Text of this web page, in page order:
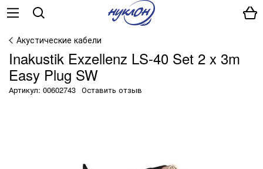
Акустические кабели
Inakustik Exzellenz LS-40 Set 2 x 3m
Easy Plug SW
Артикул: 00602743 Оставить отзыв